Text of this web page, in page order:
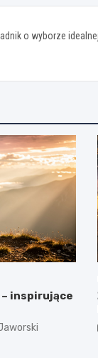
o wyborze
inspirujące